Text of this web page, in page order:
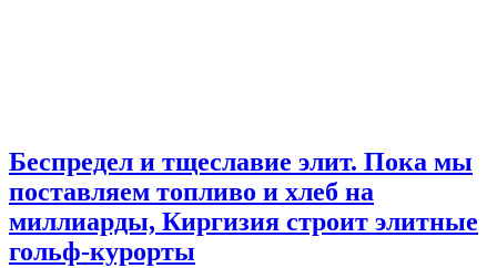
Беспредел и тщеславие элит. Пока мы
поставляем топливо и хлеб на
миллиарды, Киргизия строит элитные
гольф-курорты